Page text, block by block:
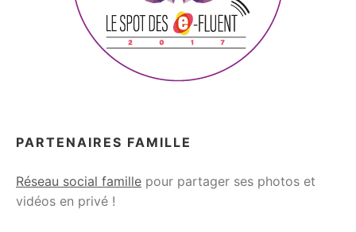
PARTENAIRES FAMILLE
Réseau social famille pour partager ses photos et
vidéos en privé !